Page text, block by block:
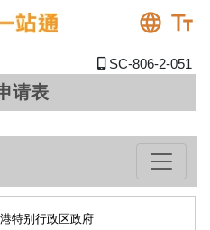
SC-806-2-051
请表
特别行政区政府